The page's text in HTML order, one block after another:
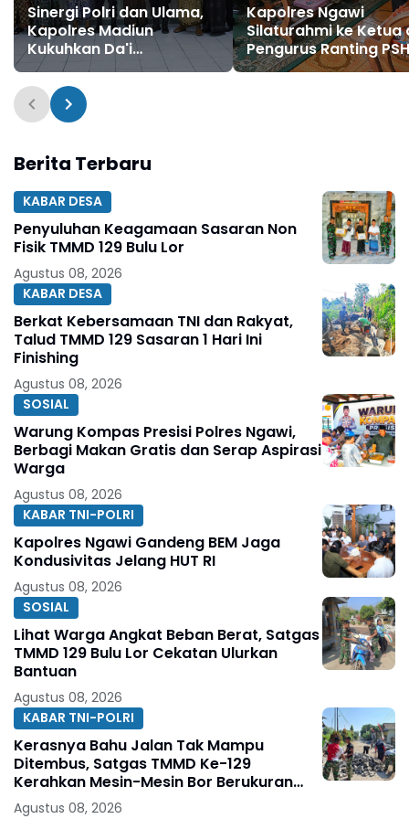
Sinergi Polri dan Ulama,
Kapolres Madiun
Kukuhkan Da'i
Kamtibmas Periode
2026–2029
Kapolres Ngawi
Silaturahmi ke Ketua
Pengurus Ranting
Jaga Kondusifitas
Berita Terbaru
KABAR DESA
Penyuluhan Keagamaan Sasaran Non
Fisik TMMD 129 Bulu Lor
Agustus 08, 2026
KABAR DESA
Berkat Kebersamaan TNI dan Rakyat,
Talud TMMD 129 Sasaran 1 Hari Ini
Finishing
Agustus 08, 2026
SOSIAL
Warung Kompas Presisi Polres Ngawi,
Berbagi Makan Gratis dan Serap Aspirasi
Warga
Agustus 08, 2026
KABAR TNI-POLRI
Kapolres Ngawi Gandeng BEM Jaga
Kondusivitas Jelang HUT RI
Agustus 08, 2026
SOSIAL
Lihat Warga Angkat Beban Berat, Satgas
TMMD 129 Bulu Lor Cekatan Ulurkan
Bantuan
Agustus 08, 2026
KABAR TNI-POLRI
Kerasnya Bahu Jalan Tak Mampu
Ditembus, Satgas TMMD Ke-129
Kerahkan Mesin-Mesin Bor Berukuran
Besar
Agustus 08, 2026